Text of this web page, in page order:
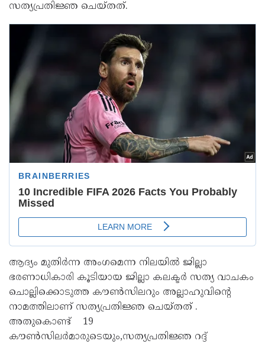
സത്യപ്രതിജ്ഞ ചെയ്തത്.
ആദ്യം മുതിർന്ന അംഗമെന്ന നിലയിൽ ജില്ലാ
ഭരണാധികാരി കൂടിയായ ജില്ലാ കലക്ടർ സത്യ വാചകം
ചൊല്ലിക്കൊടുത്ത കൗൺസിലറും അല്ലാഹുവിൻ്റെ
നാമത്തിലാണ് സത്യപ്രതിജ്ഞ ചെയ്തത് .
അതുകൊണ്ട് 19
കൗൺസിലർമാരുടെയും,സത്യപ്രതിജ്ഞ റദ്ദ്